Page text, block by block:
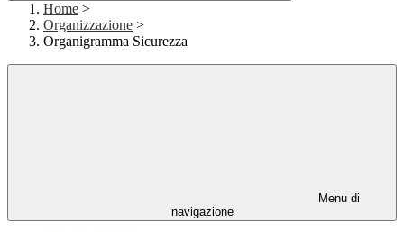
Home >
Organizzazione >
Organigramma Sicurezza
Menu di
navigazione